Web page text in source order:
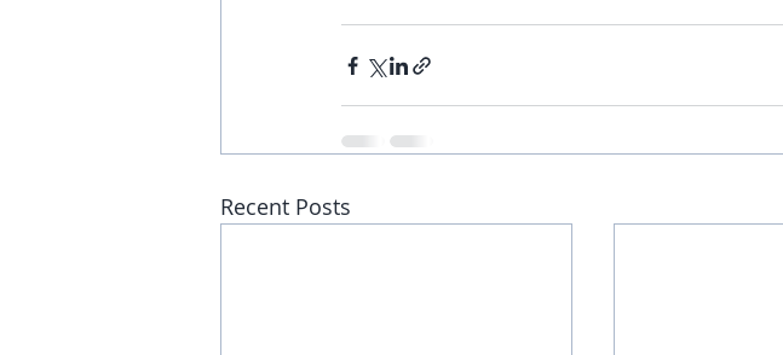
Recent Posts